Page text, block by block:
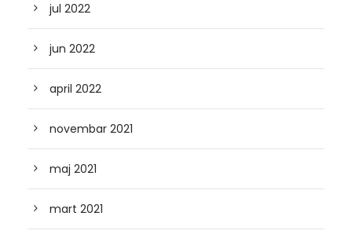
jul 2022
jun 2022
april 2022
novembar 2021
maj 2021
mart 2021